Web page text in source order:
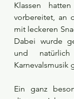
Klassen
vorbereitet, an
mit leckeren
Dabei wurde
und
Karnevalsmusik
Ein ganz